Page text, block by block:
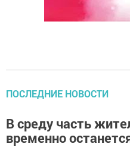
ПОСЛЕДНИЕ НОВОСТИ
В среду часть
временно